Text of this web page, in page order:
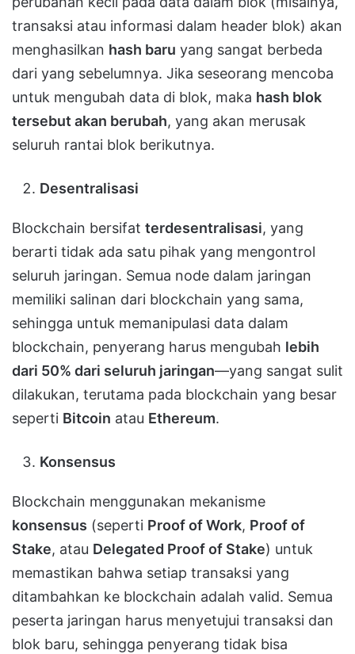
transaksi atau informasi dalam header blok) akan
menghasilkan hash baru yang sangat berbeda
dari yang sebelumnya. Jika seseorang mencoba
untuk mengubah data di blok, maka hash blok
tersebut akan berubah, yang akan merusak
seluruh rantai blok berikutnya.
Desentralisasi
Blockchain bersifat terdesentralisasi, yang
berarti tidak ada satu pihak yang mengontrol
seluruh jaringan. Semua node dalam jaringan
memiliki salinan dari blockchain yang sama,
sehingga untuk memanipulasi data dalam
blockchain, penyerang harus mengubah lebih
dari 50% dari seluruh jaringan—yang sangat sulit
dilakukan, terutama pada blockchain yang besar
seperti Bitcoin atau Ethereum.
Konsensus
Blockchain menggunakan mekanisme
konsensus (seperti Proof of Work, Proof of
Stake, atau Delegated Proof of Stake) untuk
memastikan bahwa setiap transaksi yang
ditambahkan ke blockchain adalah valid. Semua
peserta jaringan harus menyetujui transaksi dan
blok baru, sehingga penyerang tidak bisa